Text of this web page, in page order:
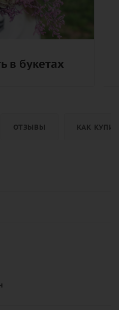
в букетах
ОТЗЫВЫ КАК